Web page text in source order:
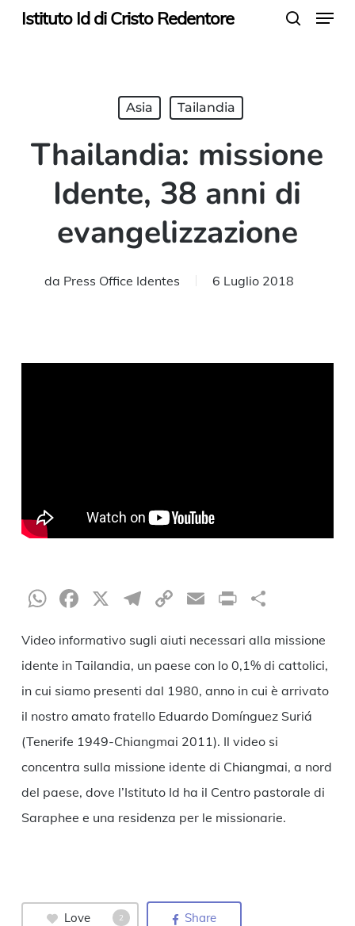
SkipIstituto Id di Cristo Redentore Menu
Asia Tailandia
Thailandia: missione
Idente, 38 anni di
evangelizzazione
da Press Office Identes 6 Luglio 2018
WhatsApp
Facebook
X Telegram
CopyEmailPrint
Video informativo sugli aiuti necessari alla missione
idente in Tailandia, un paese con lo 0,1% di cattolici,
in cui siamo presenti dal 1980, anno in cui è arrivato
il nostro amato fratello Eduardo Domínguez Suriá
(Tenerife 1949-Chiangmai 2011). Il video si
concentra sulla missione idente di Chiangmai, a nord
del paese, dove l’Istituto Id ha il Centro pastorale di
Saraphee e una residenza per le missionarie.
Love 2 Share